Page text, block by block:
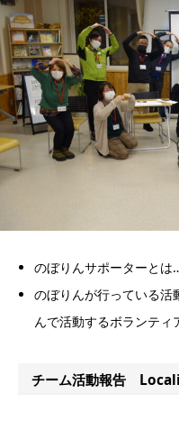
のぼりんサポーターとは
のぼりんが行っている活
んで活動するボランティ
チーム活動報告